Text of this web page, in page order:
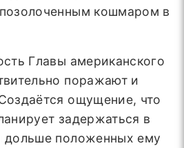
кошмаром в
Главы американского
поражают и
ощущение, что
задержаться в
дольше положенных ему